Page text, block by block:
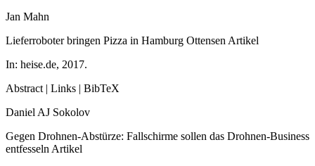
Jan Mahn
Lieferroboter bringen Pizza in Hamburg OttensenArtikel
In: heise.de, 2017.
Abstract| Links
BibTeX
Daniel AJ Sokolov
Gegen Drohnen-Abstürze: Fallschirme sollen das Drohnen-Business
entfesselnArtikel